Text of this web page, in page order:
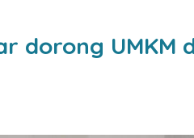
dorong UMKM